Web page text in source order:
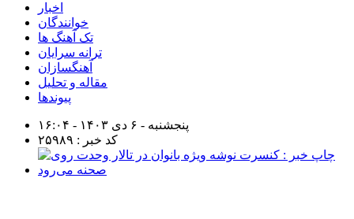
اخبار
خوانندگان
تک آهنگ ها
ترانه سرایان
آهنگسازان
مقاله و تحلیل
پیوندها
پنجشنبه - ۶ دی ۱۴۰۳ - ۱۶:۰۴
کد خبر : ۲۵۹۸۹